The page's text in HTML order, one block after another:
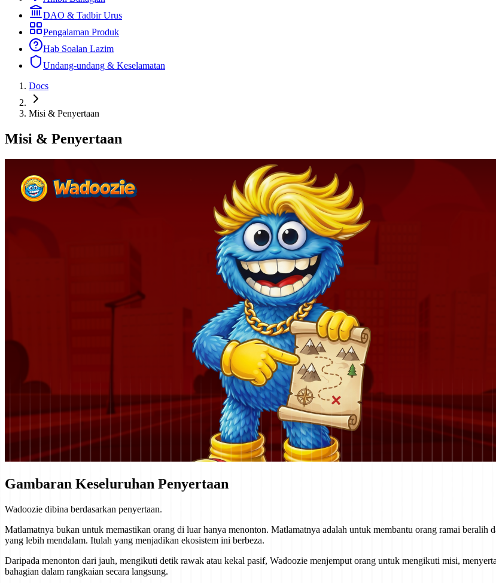
DAO & Tadbir Urus
Pengalaman Produk
Hab Soalan Lazim
Undang-undang & Keselamatan
Docs
Misi & Penyertaan
Misi & Penyertaan
Gambaran Keseluruhan Penyertaan
Wadoozie dibina berdasarkan penyertaan.
Matlamatnya bukan untuk memastikan orang di luar hanya menonton. Matlamatnya adalah untuk membantu orang ramai beralih
yang lebih mendalam. Itulah yang menjadikan ekosistem ini berbeza.
Daripada menonton dari jauh, mengikuti detik rawak atau kekal pasif, Wadoozie menjemput orang untuk mengikuti misi,
bahagian dalam rangkaian secara langsung.